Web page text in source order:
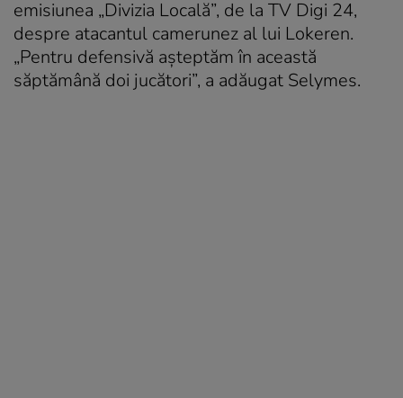
emisiunea „Divizia Locală”, de la TV Digi 24,
despre atacantul camerunez al lui Lokeren.
„Pentru defensivă așteptăm în această
săptămână doi jucători”, a adăugat Selymes.